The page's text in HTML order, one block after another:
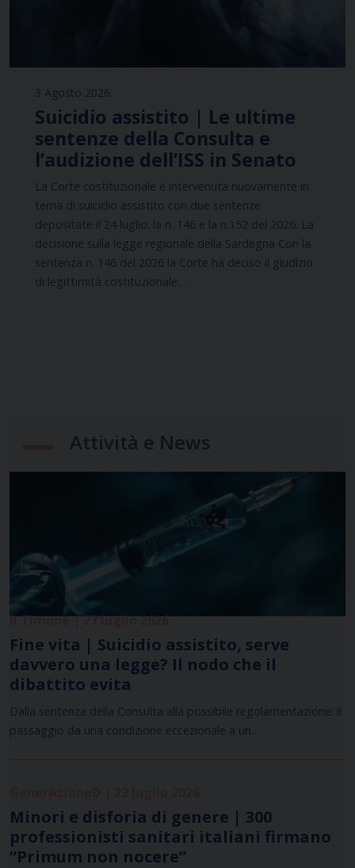
3 Agosto 2026
Suicidio assistito | Le ultime
sentenze della Consulta e
l’audizione dell’ISS in Senato
La Corte costituzionale è intervenuta nuovamente in
tema di suicidio assistito con due sentenze
depositate il 24 luglio: la n. 146 e la n.152 del 2026. La
decisione sulla legge regionale della Sardegna Con la
sentenza n. 146 del 2026 la Corte ha deciso il giudizio
di legittimità costituzionale…
Attività e News
Il Timone | 27 luglio 2026
Fine vita | Suicidio assistito, serve
davvero una legge? Il nodo che il
dibattito evita
Dalla sentenza della Consulta alla possibile regolamentazione: il
passaggio da una condizione eccezionale a un…
Minori e disforia di genere | 300
professionisti sanitari italiani firmano
“Primum non nocere”